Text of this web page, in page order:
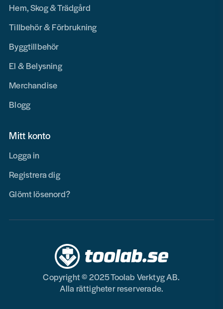
Hem, Skog & Trädgård
Tillbehör & Förbrukning
Byggtillbehör
El & Belysning
Merchandise
Blogg
Mitt konto
Logga in
Registrera dig
Glömt lösenord?
Copyright © 2025 Toolab Verktyg AB.
Alla rättigheter reserverade.